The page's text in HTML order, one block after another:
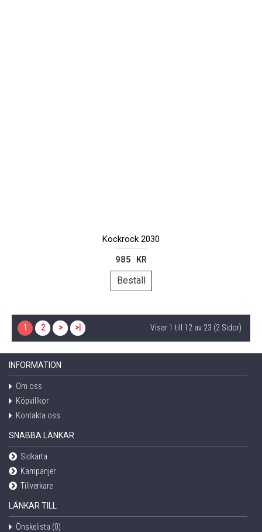
Kockrock 2030
985 KR
Beställ
1 2 > >| Visar 1 till 12 av 23 (2 Sidor)
INFORMATION
Om oss
Köpvillkor
Kontakta oss
SNABBA LÄNKAR
Sidkarta
Kampanjer
Tillverkare
LÄNKAR TILL
Önskelista (0)